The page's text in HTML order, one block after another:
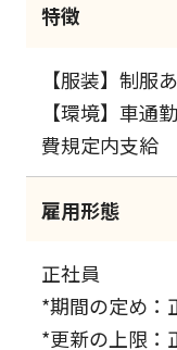
特徴
【服装】制服
【環境】車通
費規定内支給
雇用形態
正社員
*期間の定め：
*更新の上限：